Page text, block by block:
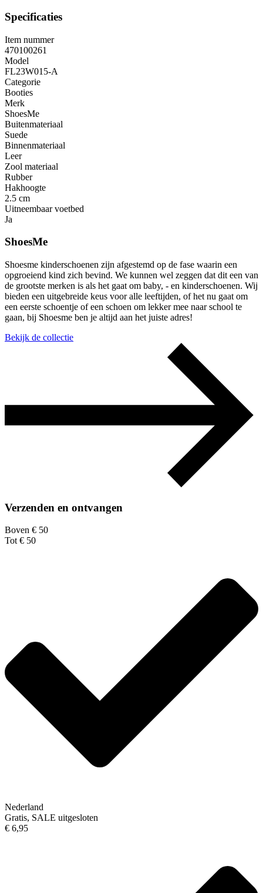
Specificaties
Item nummer
470100261
Model
FL23W015-A
Categorie
Booties
Merk
ShoesMe
Buitenmateriaal
Suede
Binnenmateriaal
Leer
Zool materiaal
Rubber
Hakhoogte
2.5 cm
Uitneembaar voetbed
Ja
ShoesMe
Shoesme kinderschoenen zijn afgestemd op de fase waarin een
opgroeiend kind zich bevind. We kunnen wel zeggen dat dit een van
de grootste merken is als het gaat om baby, - en kinderschoenen. Wij
bieden een uitgebreide keus voor alle leeftijden, of het nu gaat om
een eerste schoentje of een schoen om lekker mee naar school te
gaan, bij Shoesme ben je altijd aan het juiste adres!
Bekijk de collectie
Verzenden en ontvangen
Boven € 50
Tot € 50
Nederland
Gratis, SALE uitgesloten
€ 6,95